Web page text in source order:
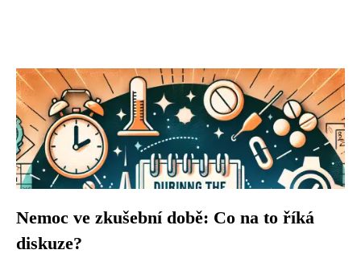
Nemoc ve zkušební době: Co na to říká
diskuze?